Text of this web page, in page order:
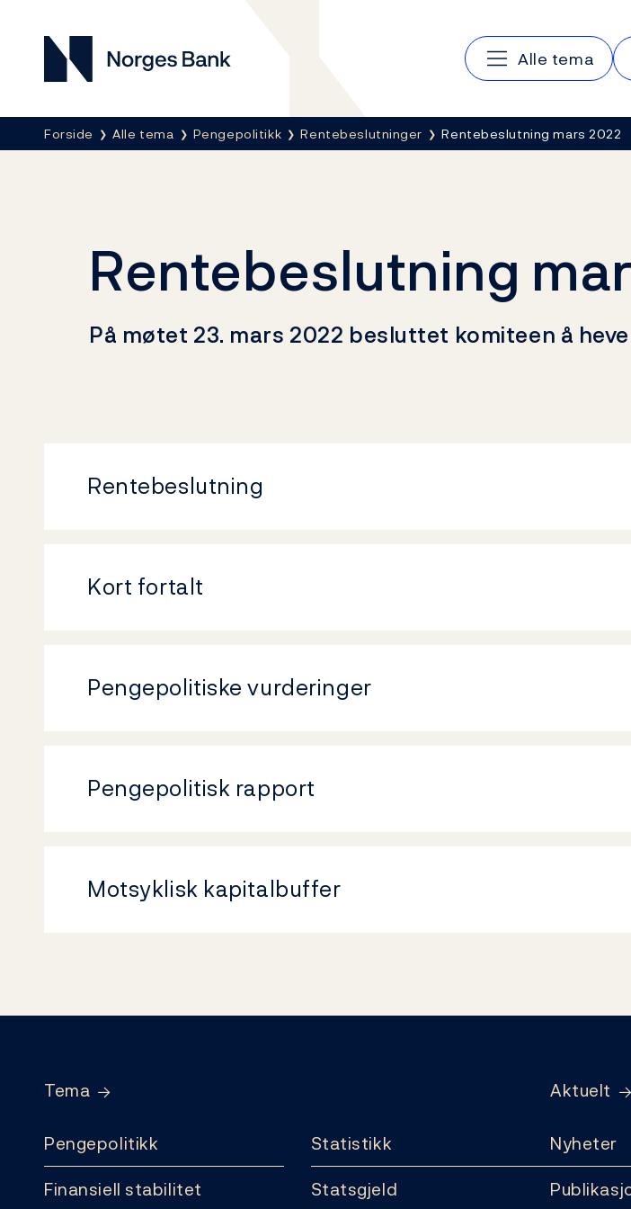
Norges Bank
Hovedmeny
Alle tema
Her er du nå:
Forside Alle tema Pengepolitikk Rentebeslutninger Rentebeslutning mars 2022
Rentebeslutning
På møtet 23. mars 2022 besluttet komiteen å
Rentebeslutning
Kort fortalt
Pengepolitiske vurderinger
Pengepolitisk rapport
Motsyklisk kapitalbuffer
Tema
Pengepolitikk
Finansiell stabilitet
Statistikk
Statsgjeld
Aktuelt
Nyheter